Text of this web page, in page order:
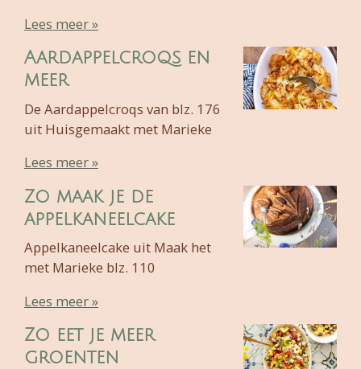
Lees meer »
Aardappelcroqs en
meer
De Aardappelcroqs van blz. 176
uit Huisgemaakt met Marieke
Lees meer »
Zo maak je de
appelkaneelcake
Appelkaneelcake uit Maak het
met Marieke blz. 110
Lees meer »
Zo eet je meer
groenten